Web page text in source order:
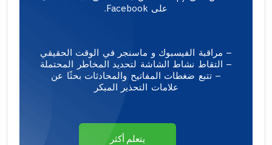
على Facebook.
– مراقبة الفيسبوك و ماسنجر في الوقت الحقيقي
– التقاط نشاط الشاشة لتحديد المخاطر المحتملة
– تتبع ضغطات المفاتيح والمحادثات بحثًا عن
علامات التحذير المبكر
يتعلم أكثر